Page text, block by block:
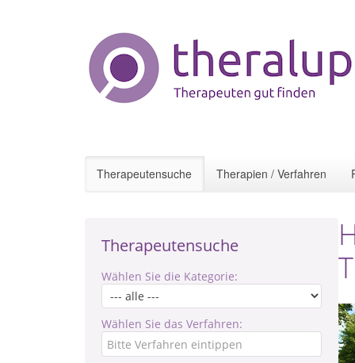
Therapeutensuche Therapien / Verfahren
Therapeutensuche
Wählen Sie die Kategorie:
Wählen Sie das Verfahren: